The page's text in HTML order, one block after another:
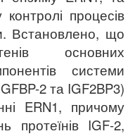
процесів
Встановлено, що
основних
системи
2 та IGF2BP3)
ERN1, причому
протеїнів IGF-2,